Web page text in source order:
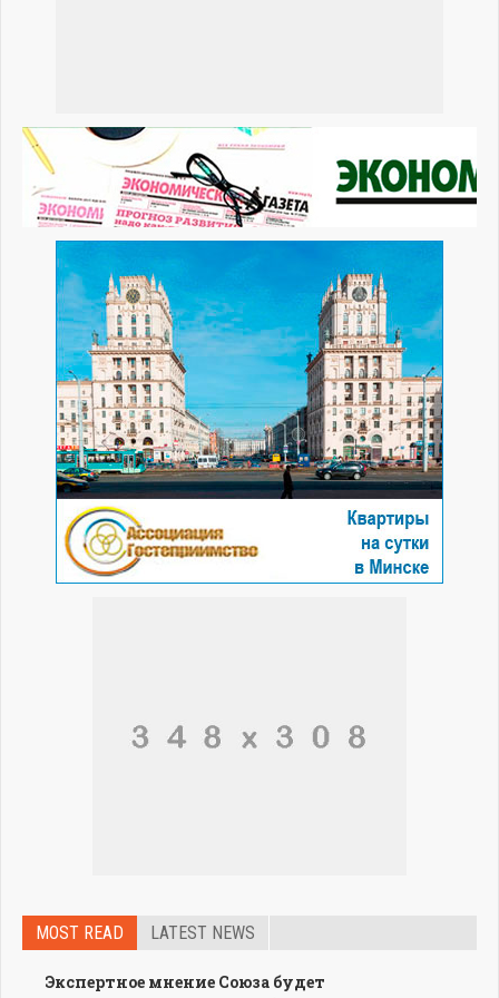
MOST READ LATEST NEWS
Экспертное мнение Союза будет